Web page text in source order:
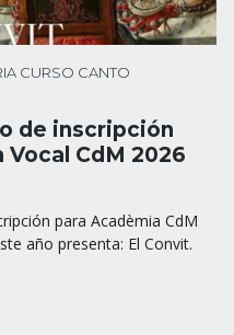
CURSO CANTO
de inscripción
CdM 2026
para Acadèmia CdM
año presenta: El Convit.